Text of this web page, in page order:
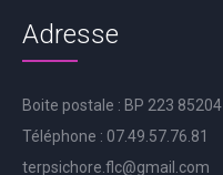
Adresse
Boite postale : BP 223 85204
Téléphone : 07.49.57.76.81
terpsichore.flc@gmail.com